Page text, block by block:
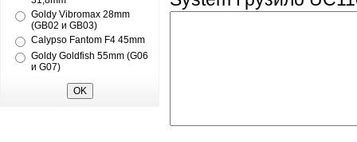
Goldy Vibromax 28mm
(GB02 и GB03)
Calypso Fantom F4 45mm
Goldy Goldfish 55mm (G06
и G07)